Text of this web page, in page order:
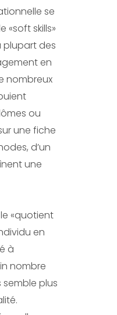
se
«soft skills»
plupart des
en
nombreux
ou
une fiche
d’un
une
«quotient
en
à
nombre
semble plus